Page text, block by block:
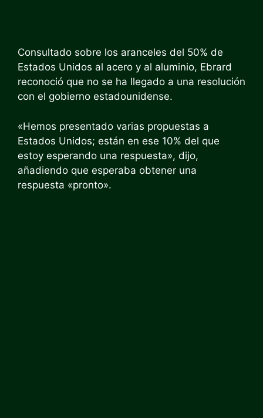
Consultado sobre los aranceles del 50% de
Estados Unidos al acero y al aluminio, Ebrard
reconoció que no se ha llegado a una resolución
con el gobierno estadounidense.
«Hemos presentado varias propuestas a
Estados Unidos; están en ese 10% del que
estoy esperando una respuesta», dijo,
añadiendo que esperaba obtener una
respuesta «pronto».